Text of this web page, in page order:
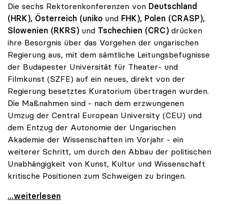
Die sechs Rektorenkonferenzen von Deutschland
(HRK), Österreich (uniko und FHK), Polen (CRASP),
Slowenien (RKRS) und Tschechien (CRC) drücken
ihre Besorgnis über das Vorgehen der ungarischen
Regierung aus, mit dem sämtliche Leitungsbefugnisse
der Budapester Universität für Theater- und
Filmkunst (SZFE) auf ein neues, direkt von der
Regierung besetztes Kuratorium übertragen wurden.
Die Maßnahmen sind - nach dem erzwungenen
Umzug der Central European University (CEU) und
dem Entzug der Autonomie der Ungarischen
Akademie der Wissenschaften im Vorjahr - ein
weiterer Schritt, um durch den Abbau der politischen
Unabhängigkeit von Kunst, Kultur und Wissenschaft
kritische Positionen zum Schweigen zu bringen.
Dringender Appell von sechs europäischen
...weiterlesen